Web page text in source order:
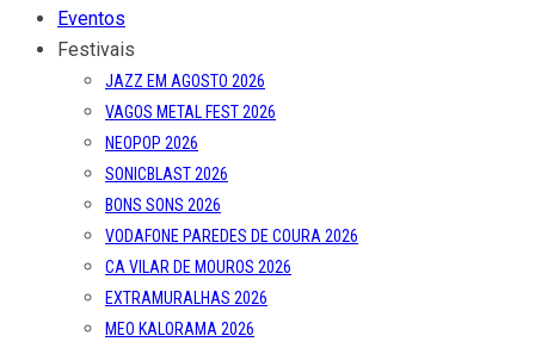
Eventos
Festivais
JAZZ EM AGOSTO 2026
VAGOS METAL FEST 2026
NEOPOP 2026
SONICBLAST 2026
BONS SONS 2026
VODAFONE PAREDES DE COURA 2026
CA VILAR DE MOUROS 2026
EXTRAMURALHAS 2026
MEO KALORAMA 2026